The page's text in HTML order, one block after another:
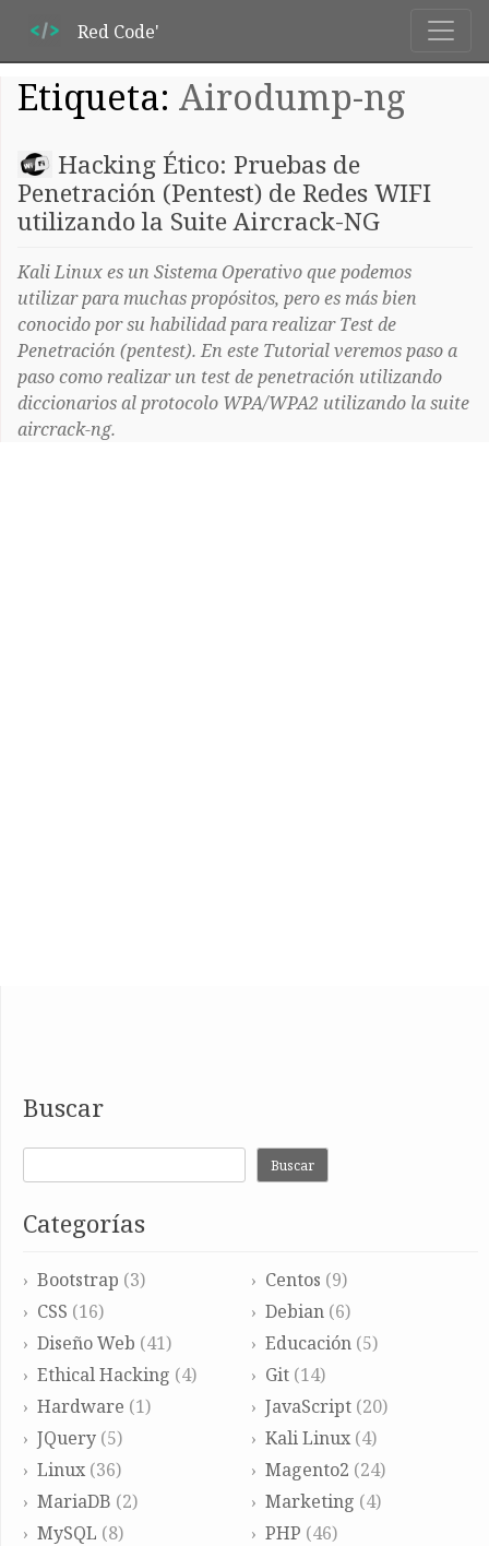
Red Code'
Etiqueta: Airodump-ng
Hacking Ético: Pruebas de
Penetración (Pentest) de Redes WIFI
utilizando la Suite Aircrack-NG
Kali Linux es un Sistema Operativo que podemos
utilizar para muchas propósitos, pero es más bien
conocido por su habilidad para realizar Test de
Penetración (pentest). En este Tutorial veremos paso a
paso como realizar un test de penetración utilizando
diccionarios al protocolo WPA/WPA2 utilizando la suite
aircrack-ng.
Buscar
Buscar
Categorías
Bootstrap (3) Centos (9)
CSS (16) Debian(6)
Diseño Web (41) Educación(5)
Ethical Hacking (4) Git(14)
Hardware (1) JavaScript(20)
JQuery (5) Kali Linux(4)
Linux (36) Magento2 (24)
MariaDB (2) Marketing (4)
MySQL (8) PHP (46)